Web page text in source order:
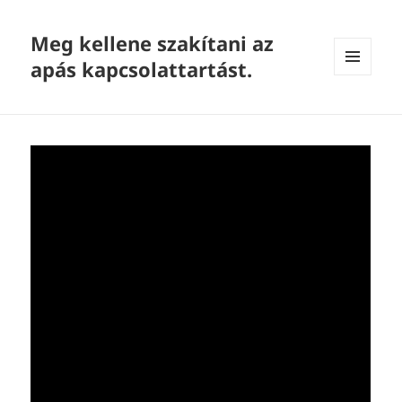
Meg kellene szakítani az
apás kapcsolattartást.